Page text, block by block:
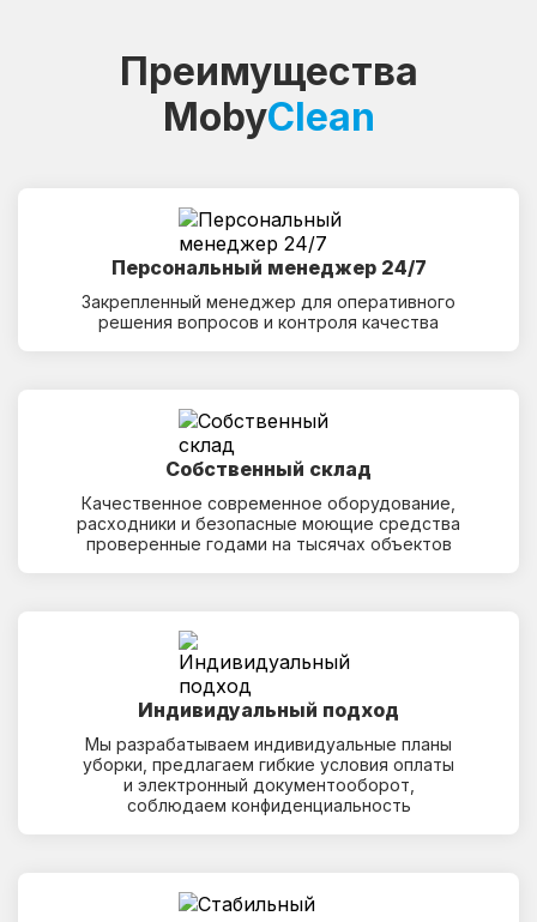
Преимущества
MobyClean
Персональный менеджер 24/7
Закрепленный менеджер для оперативного
решения вопросов и контроля качества
Собственный склад
Качественное современное оборудование,
расходники и безопасные моющие средства
проверенные годами на тысячах объектов
Индивидуальный подход
Мы разрабатываем индивидуальные планы
уборки, предлагаем гибкие условия оплаты
и электронный документооборот,
соблюдаем конфиденциальность